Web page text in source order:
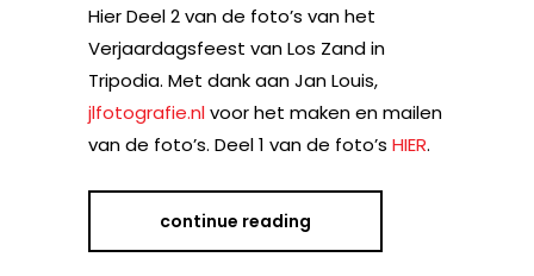
Hier Deel 2 van de foto’s van het
Verjaardagsfeest van Los Zand in
Tripodia. Met dank aan Jan Louis,
jlfotografie.nlvoor het maken en mailen
van de foto’s. Deel 1 van de foto’s HIER.
continue reading